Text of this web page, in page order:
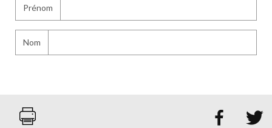
Prénom
Nom
 